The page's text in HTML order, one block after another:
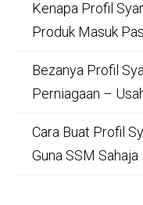
Kenapa Profil
Produk Masuk
Bezanya Profil
Perniagaan –
Cara Buat Profil
Guna SSM Sahaja